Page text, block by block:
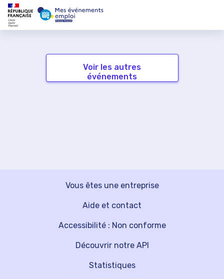
Voir les autres
événements
Vous êtes une entreprise
Découvrir notre API
Aide et contact
Statistiques
Accessibilité : Non conforme